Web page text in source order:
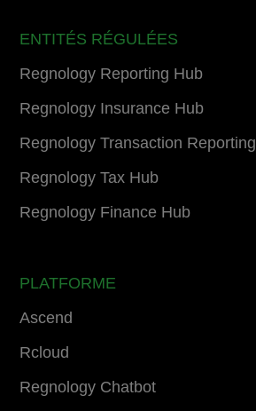
ENTITÉS RÉGULÉES
Regnology Reporting Hub
Regnology Insurance Hub
Regnology Transaction Reporting
Regnology Tax Hub
Regnology Finance Hub
PLATFORME
Ascend
Rcloud
Regnology Chatbot